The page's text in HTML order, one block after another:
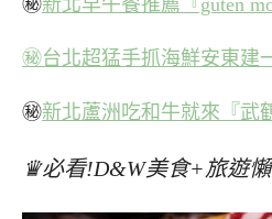
㊙新北早午餐推薦『guten
㊙台北超猛手抓海鮮安東建
㊙新北蘆洲吃和牛就來『武
♛必看!D&W美食+旅遊